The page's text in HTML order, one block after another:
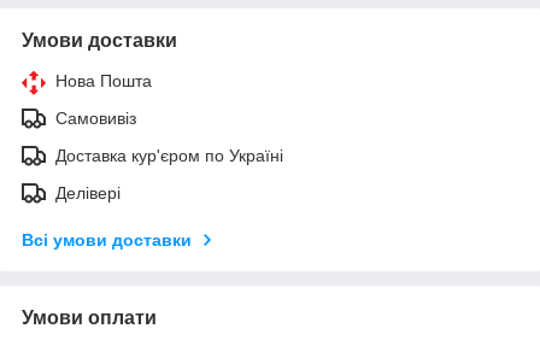
Умови доставки
Нова Пошта
Самовивіз
Доставка кур'єром по Україні
Делівері
Всі умови доставки
Умови оплати